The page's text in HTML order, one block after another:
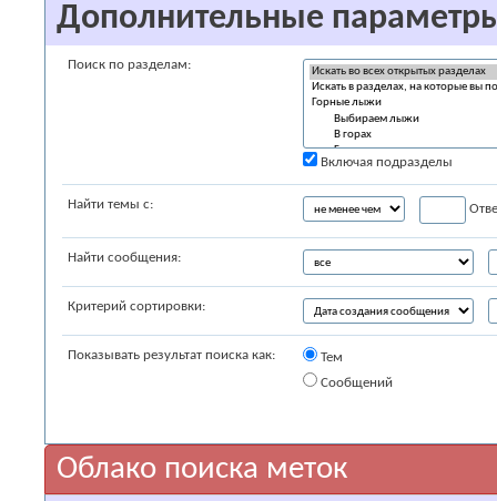
Дополнительные
Поиск по разделам:
Включая подразделы
Найти темы с:
Найти сообщения:
Критерий сортировки:
Показывать результат поиска как:
Тем
Сообщений
Облако поиска меток